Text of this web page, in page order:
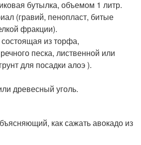
бутылка, объемом 1 литр.
(гравий, пенопласт, битые
фракции).
из торфа,
песка, лиственной или
для посадки алоэ ).
древесный уголь.
как сажать авокадо из